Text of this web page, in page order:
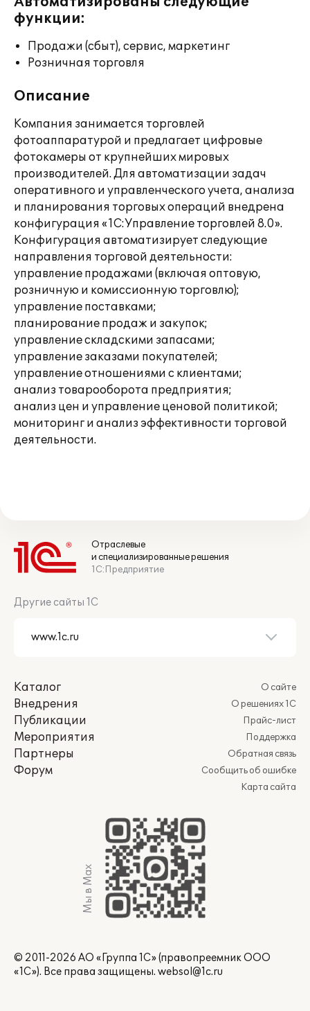
функции:
Продажи (сбыт), сервис, маркетинг
Розничная торговля
Описание
Компания занимается торговлей
фотоаппаратурой и предлагает цифровые
фотокамеры от крупнейших мировых
производителей. Для автоматизации задач
оперативного и управленческого учета, анализа
и планирования торговых операций внедрена
конфигурация «1С:Управление торговлей 8.0».
Конфигурация автоматизирует следующие
направления торговой деятельности:
управление продажами (включая оптовую,
розничную и комиссионную торговлю);
управление поставками;
планирование продаж и закупок;
управление складскими запасами;
управление заказами покупателей;
управление отношениями с клиентами;
анализ товарооборота предприятия;
анализ цен и управление ценовой политикой;
мониторинг и анализ эффективности торговой
деятельности.
Отраслевые
и специализированные решения
1С:Предприятие
Другие сайты 1С
Каталог
Внедрения
Публикации
Мероприятия
Партнеры
Форум
О сайте
О решениях 1С
Прайс-лист
Поддержка
Обратная связь
Сообщить об ошибке
Карта сайта
Мы в Max
© 2011-2026 АО «Группа 1С» (правопреемник ООО
«1С»). Все права защищены. websol@1c.ru